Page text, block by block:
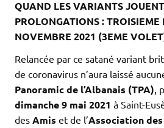
QUAND LES VARIANTS
PROLONGATIONS : TROISIEME
NOVEMBRE 2021 (3EME
Relancée par ce satané variant
de coronavirus n’aura laissé
Panoramic de l’Albanais (TPA),
dimanche 9 mai 2021 à Saint-
des Amis et de l’Association des